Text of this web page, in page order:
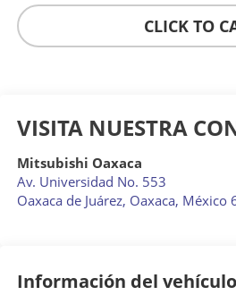
CLICK TO
VISITA NUESTRA
Mitsubishi Oaxaca
Av. Universidad No. 553
Oaxaca de Juárez, Oaxaca, México
Información del vehículo